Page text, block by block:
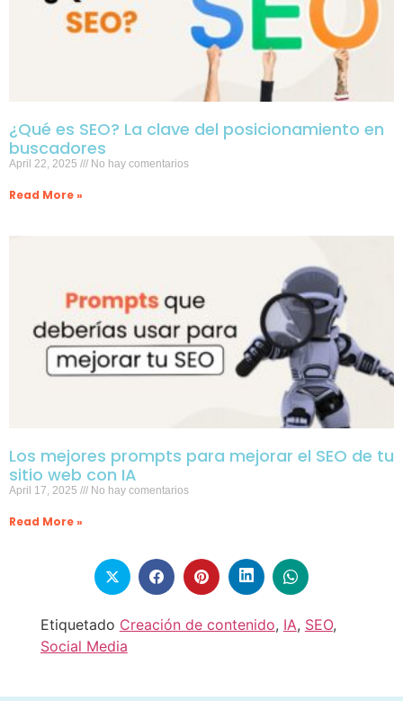
¿Qué es SEO? La clave del posicionamiento en
buscadores
April 22, 2025 No hay comentarios
Read More »
Los mejores prompts para mejorar el SEO de tu
sitio web con IA
April 17, 2025 No hay comentarios
Read More »
Etiquetado Creación de contenido, IA, SEO,
Social Media